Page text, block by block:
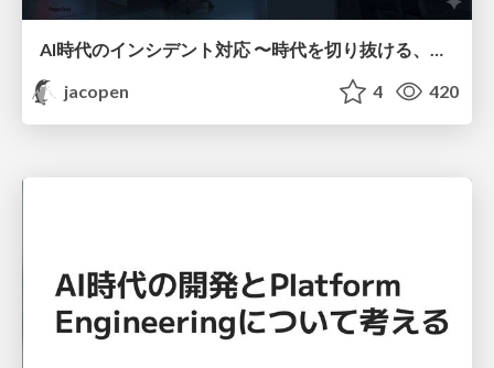
AI時代のインシデント対応 〜時代を切り抜ける、組織アーキテクチャ〜
jacopen
4 420